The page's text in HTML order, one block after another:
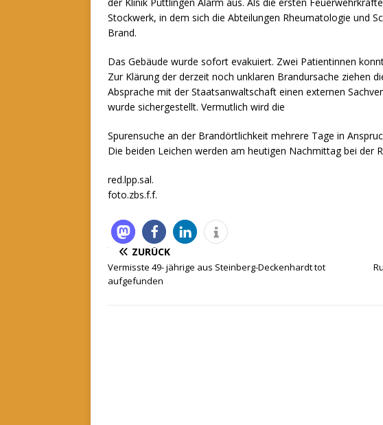
der Klinik Püttlingen Alarm aus. Als die ersten
Stockwerk, in dem sich die Abteilungen Rheumatologie und
Brand.
Das Gebäude wurde sofort evakuiert. Zwei Patientinnen
Zur Klärung der derzeit noch unklaren Brandursache ziehen
Absprache mit der Staatsanwaltschaft einen externen
wurde sichergestellt. Vermutlich wird die
Spurensuche an der Brandörtlichkeit mehrere Tage in
Die beiden Leichen werden am heutigen Nachmittag bei der
red.lpp.sal.
foto.zbs.f.f.
ZURÜCK
Vermisste 49- jährige aus Steinberg-Deckenhardt tot
aufgefunden